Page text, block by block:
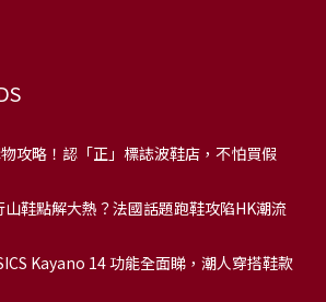
攻略！認「正」標誌波鞋店，不怕買假
山鞋點解大熱？法國話題跑鞋攻陷HK潮流
Kayano 14 功能全面睇，潮人穿搭鞋款